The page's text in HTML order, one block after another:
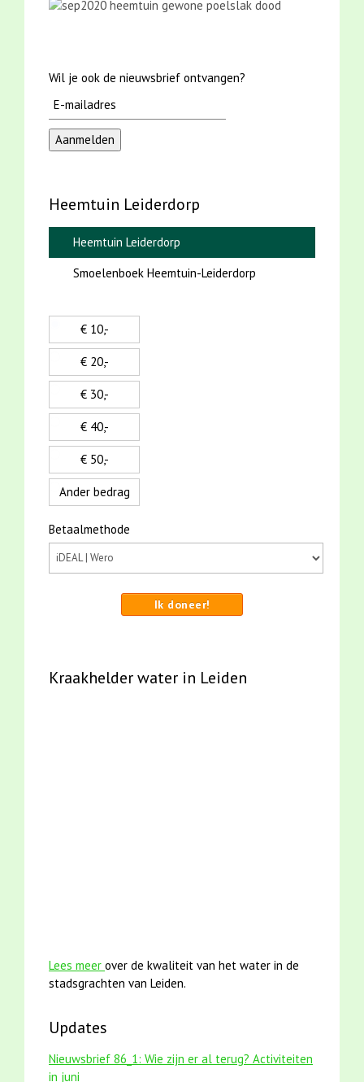
Wil je ook de nieuwsbrief ontvangen?
Heemtuin Leiderdorp
Heemtuin Leiderdorp
Smoelenboek Heemtuin-Leiderdorp
€ 10,-
€ 20,-
€ 30,-
€ 40,-
€ 50,-
Ander bedrag
Betaalmethode
Ik doneer!
Kraakhelder water in Leiden
Lees meer over de kwaliteit van het water in de
stadsgrachten van Leiden.
Updates
Nieuwsbrief 86_1: Wie zijn er al terug? Activiteiten
in juni